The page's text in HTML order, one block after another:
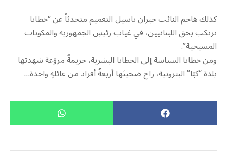
كذلك هاجم النائب جبران باسيل التعميم متحدثاً عن “خطايا
ترتكب بحق اللبنانيين، في غياب رئيسِ الجمهورية والمكونات
المسيحية”.
ومن خطايا السياسة إلى الخطايا البشرية، جريمةٌ مروّعة شهدتها
بلدة “كبّا” البترونية، راح ضحيتَها أربعةُ أفراد من عائلةٍ واحدة…